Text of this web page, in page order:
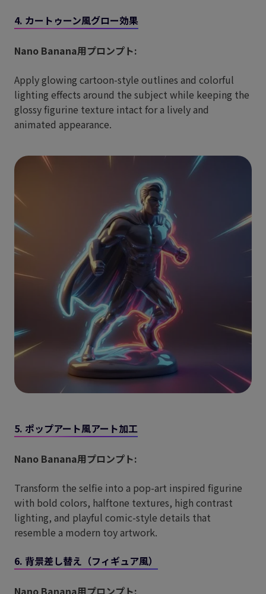
4. カートゥーン風グロー効果
Nano Banana用プロンプト:
Apply glowing cartoon-style outlines and colorful
lighting effects around the subject while keeping the
glossy figurine texture intact for a lively and
animated appearance.
5. ポップアート風アート加工
Nano Banana用プロンプト:
Transform the selfie into a pop-art inspired figurine
with bold colors, halftone textures, high contrast
lighting, and playful comic-style details that
resemble a modern toy artwork.
6. 背景差し替え（フィギュア風）